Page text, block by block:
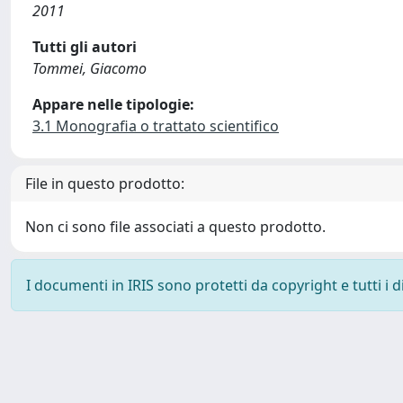
2011
Tutti gli autori
Tommei, Giacomo
Appare nelle tipologie:
3.1 Monografia o trattato scientifico
File in questo prodotto:
Non ci sono file associati a questo prodotto.
I documenti in IRIS sono protetti da copyright e tutti i